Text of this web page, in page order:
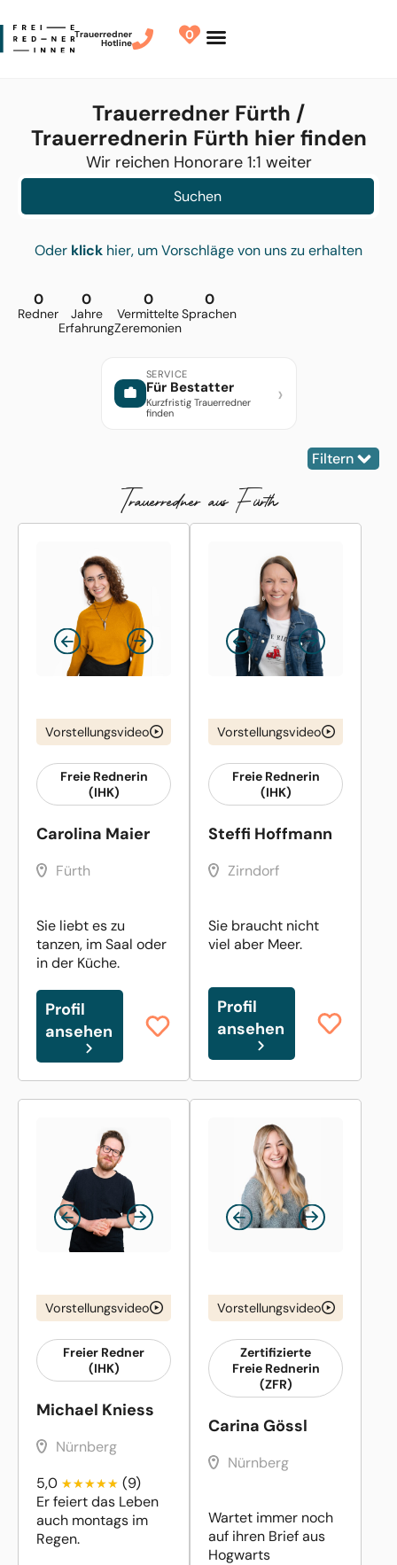
Trauerredner
Hotline
0
Trauerredner Fürth /
Trauerrednerin Fürth hier finden
Wir reichen Honorare 1:1 weiter
Suchen
Oder klick hier, um Vorschläge von uns zu erhalten
Redner
0
Jahre
Erfahrung
0
Vermittelte
Zeremonien
0
Sprachen
0
SERVICE
Für Bestatter
Kurzfristig Trauerredner
finden
›
Filtern
Trauer­redner aus Fürth
Vorstellungsvideo
Freie Rednerin
(IHK)
Carolina Maier
Fürth
Sie liebt es zu
tanzen, im Saal oder
in der Küche.
Profil
ansehen
Vorstellungsvideo
Freie Rednerin
(IHK)
Steffi Hoffmann
Zirndorf
Sie braucht nicht
viel aber Meer.
Profil
ansehen
Vorstellungsvideo
Freier Redner
(IHK)
Michael Kniess
Nürnberg
5,0
(9)
Er feiert das Leben
auch montags im
Regen.
Vorstellungsvideo
Zertifizierte
Freie Rednerin
(ZFR)
Carina Gössl
Nürnberg
Wartet immer noch
auf ihren Brief aus
Hogwarts